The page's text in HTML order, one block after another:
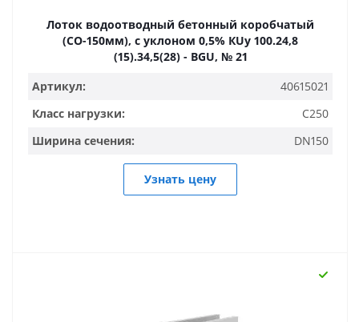
Лоток водоотводный бетонный коробчатый
(СО-150мм), с уклоном 0,5% КUу 100.24,8
(15).34,5(28) - BGU, № 21
Артикул:
40615021
Класс нагрузки:
C250
Ширина сечения:
DN150
Узнать цену